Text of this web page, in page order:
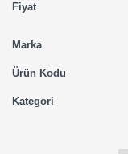
Fiyat
Marka
Ürün Kodu
Kategori